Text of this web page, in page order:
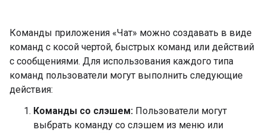
Команды приложения «Чат» можно создавать в виде
команд с косой чертой, быстрых команд или действий
с сообщениями. Для использования каждого типа
команд пользователи могут выполнить следующие
действия:
Команды со слэшем: Пользователи могут
выбрать команду со слэшем из меню или